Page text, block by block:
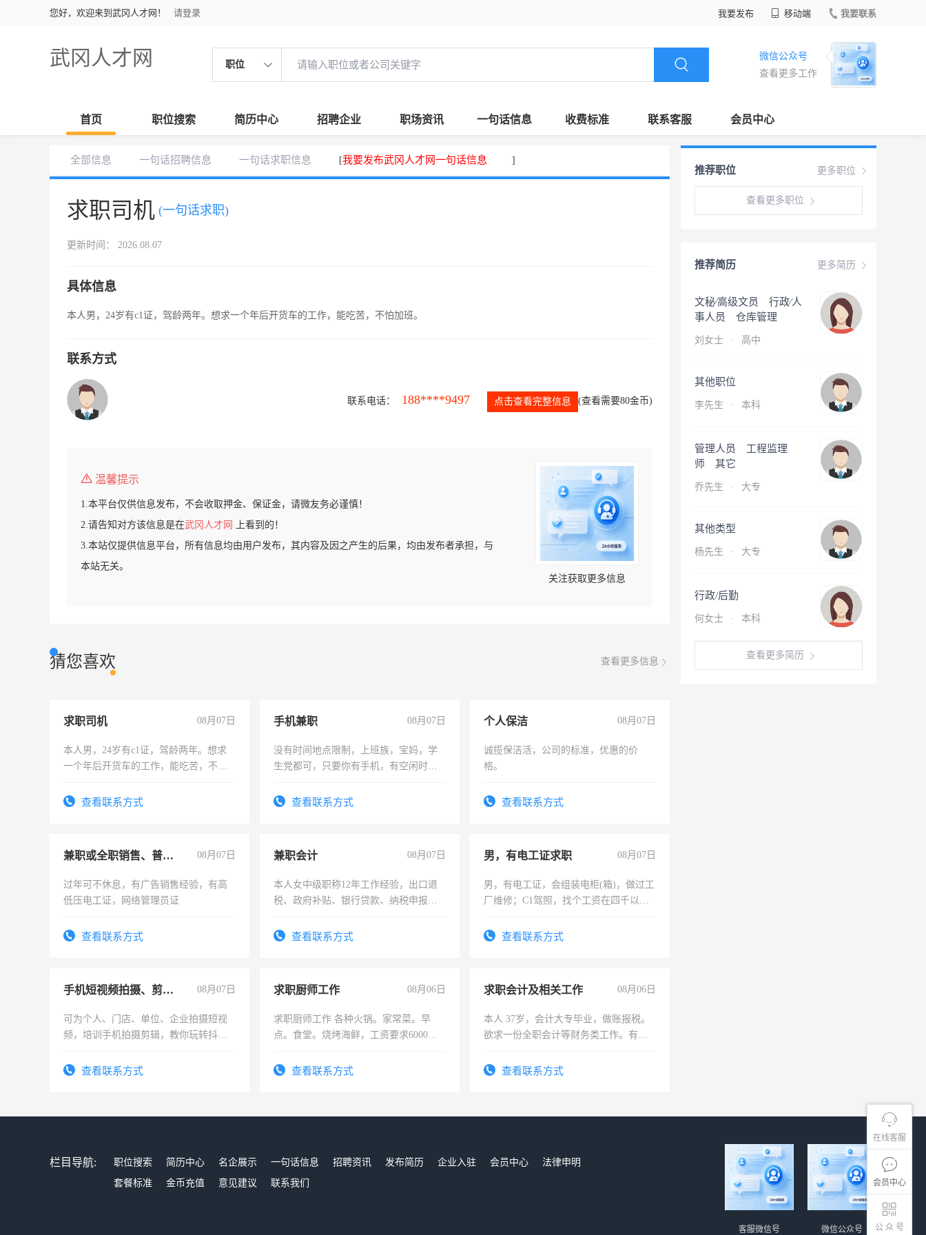
您好，欢迎来到武冈人才网！ 请登录 我要发布 移动端 我要联系
武冈人才网 职位
微信公众号
查看更多工作
首页 职位搜索 简历中心 招聘企业 职场资讯 一句话信息 收费标准 联系客服 会员中心
在线客服
会员中心
公 众 号
全部信息 一句话招聘信息 一句话求职信息 [我要发布武冈人才网一句话信息 ]
求职司机 (一句话求职)
更新时间： 2026.08.07
具体信息
本人男，24岁有c1证，驾龄两年。想求一个年后开货车的工作，能吃苦，不怕加班。
联系方式
联系电话： 188****9497 点击查看完整信息 (查看需要80金币)
温馨提示
1.本平台仅供信息发布，不会收取押金、保证金，请微友务必谨慎！
2.请告知对方该信息是在武冈人才网
上看到的！
3.本站仅提供信息平台，所有信息均由用户发布，其内容及因之产生的后果，均由发布者承担，与
本站无关。
关注获取更多信息
猜您喜欢 查看更多信息
求职司机 08月07日
本人男，24岁有c1证，驾龄两年。想求
一个年后开货车的工作，能吃苦，不怕
查看联系方式
手机兼职 08月07日
没有时间地点限制，上班族，宝妈，学
生党都可，只要你有手机，有空闲时
勤快的四五十，每天挣零花钱没问题！
查看联系方式
个人保洁 08月07日
诚揽保洁活，公司的标准，优惠的价
格。
查看联系方式
兼职或全职销售、普工、维修 08月07日
过年可不休息，有广告销售经验，有高
低压电工证，网络管理员证
查看联系方式
兼职会计 08月07日
本人女中级职称12年工作经验，出口退
税、政府补贴、银行贷款、纳税申报、
务，财务咨询等业务。欲求兼职会计工
查看联系方式
男，有电工证求职 08月07日
男，有电工证，会组装电柜(箱)，做过工
厂维修；C1驾照，找个工资在四千以
电话查看联系方式
手机短视频拍摄、剪辑、抖音快手 08月07日
可为个人、门店、单位、企业拍摄短视
频，培训手机拍摄剪辑，教你玩转抖音
频，培训手机拍摄剪辑，教你玩转抖
查看联系方式
求职厨师工作 08月06日
求职厨师工作 各种火锅。家常菜。早
点。食堂。烧烤海鲜，工资要求6000以
查看联系方式
求职会计及相关工作 08月06日
本人 37岁，会计大专毕业，做账报税。
欲求一份全职会计等财务类工作。有会
查看联系方式
更多职位
推荐职位
查看更多职位
更多简历
推荐简历
文秘∕高级文员 行政∕人
事人员 仓库管理
刘女士 · 高中
其他职位
李先生 · 本科
管理人员 工程监理
师 其它
乔先生 · 大专
其他类型
杨先生 · 大专
行政/后勤
何女士 · 本科
查看更多简历
栏目导航: 职位搜索 简历中心 名企展示 一句话信息 招聘资讯 发布简历 企业入驻 会员中心
法律申明
套餐标准
金币充值 意见建议 联系我们
微信公众号
客服微信号